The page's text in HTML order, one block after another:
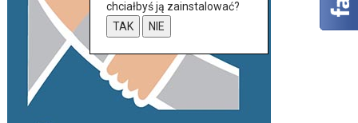
chciałbyś ją zainstalować?
TAK
NIE